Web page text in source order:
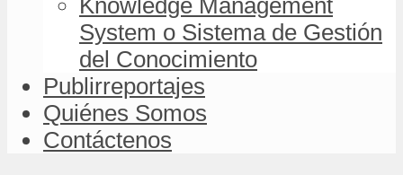
Knowledge Management
System o Sistema de Gestión
del Conocimiento
Publirreportajes
Quiénes Somos
Contáctenos